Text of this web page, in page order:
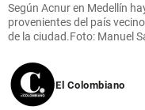
Según Acnur en Medellín
provenientes del país
de la ciudad.Foto: Manuel
El Colombiano